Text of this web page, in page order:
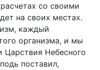
со своими
на своих местах.
каждый
организма, и мы
Царствия Небесного
поставил,